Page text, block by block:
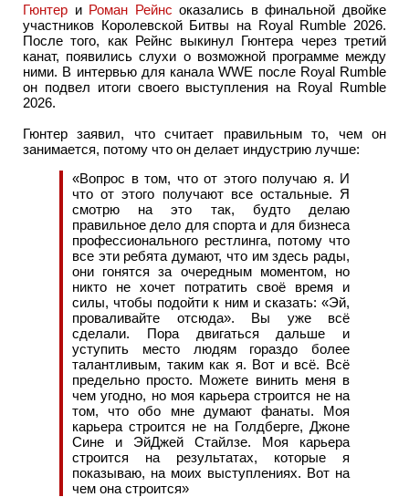
Гюнтер и Роман Рейнс оказались в финальной двойке
участников Королевской Битвы на Royal Rumble 2026.
После того, как Рейнс выкинул Гюнтера через третий
канат, появились слухи о возможной программе между
ними. В интервью для канала WWE после Royal Rumble
он подвел итоги своего выступления на Royal Rumble
2026.
Гюнтер заявил, что считает правильным то, чем он
занимается, потому что он делает индустрию лучше:
«Вопрос в том, что от этого получаю я. И
что от этого получают все остальные. Я
смотрю на это так, будто делаю
правильное дело для спорта и для бизнеса
профессионального рестлинга, потому что
все эти ребята думают, что им здесь рады,
они гонятся за очередным моментом, но
никто не хочет потратить своё время и
силы, чтобы подойти к ним и сказать: «Эй,
проваливайте отсюда». Вы уже всё
сделали. Пора двигаться дальше и
уступить место людям гораздо более
талантливым, таким как я. Вот и всё. Всё
предельно просто. Можете винить меня в
чем угодно, но моя карьера строится не на
том, что обо мне думают фанаты. Моя
карьера строится не на Голдберге, Джоне
Сине и ЭйДжей Стайлзе. Моя карьера
строится на результатах, которые я
показываю, на моих выступлениях. Вот на
чем она строится»